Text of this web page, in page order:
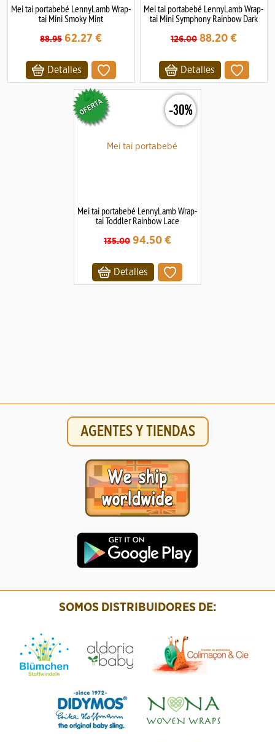
Mei tai portabebé LennyLamb Wrap-
tai Mini Smoky Mint
88.95 62.27 €
Detalles
Mei tai portabebé LennyLamb Wrap-
tai Mini Symphony Rainbow Dark
126.00 88.20 €
Detalles
-30%
Mei tai portabebé LennyLamb Wrap-
tai Toddler Rainbow Lace
135.00 94.50€
Detalles
AGENTES Y TIENDAS
SOMOS DISTRIBUIDORES DE: